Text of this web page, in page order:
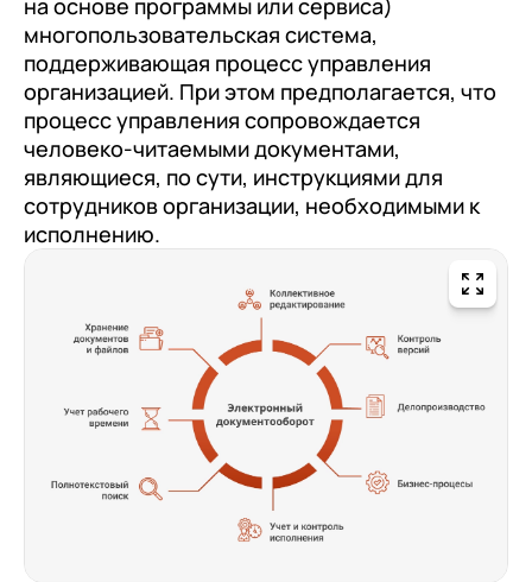
многопользовательская система,
поддерживающая процесс управления
организацией. При этом предполагается, что
процесс управления сопровождается
человеко-читаемыми документами,
являющиеся, по сути, инструкциями для
сотрудников организации, необходимыми к
исполнению.